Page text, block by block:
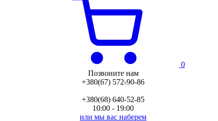
0
Позвоните нам
+380(67) 572-90-86
+380(68) 640-52-85
10:00 - 19:00
или мы вас наберем